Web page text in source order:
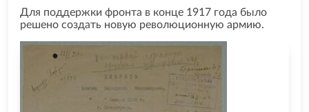
Для поддержки фронта в конце 1917 года было
решено создать новую революционную армию.